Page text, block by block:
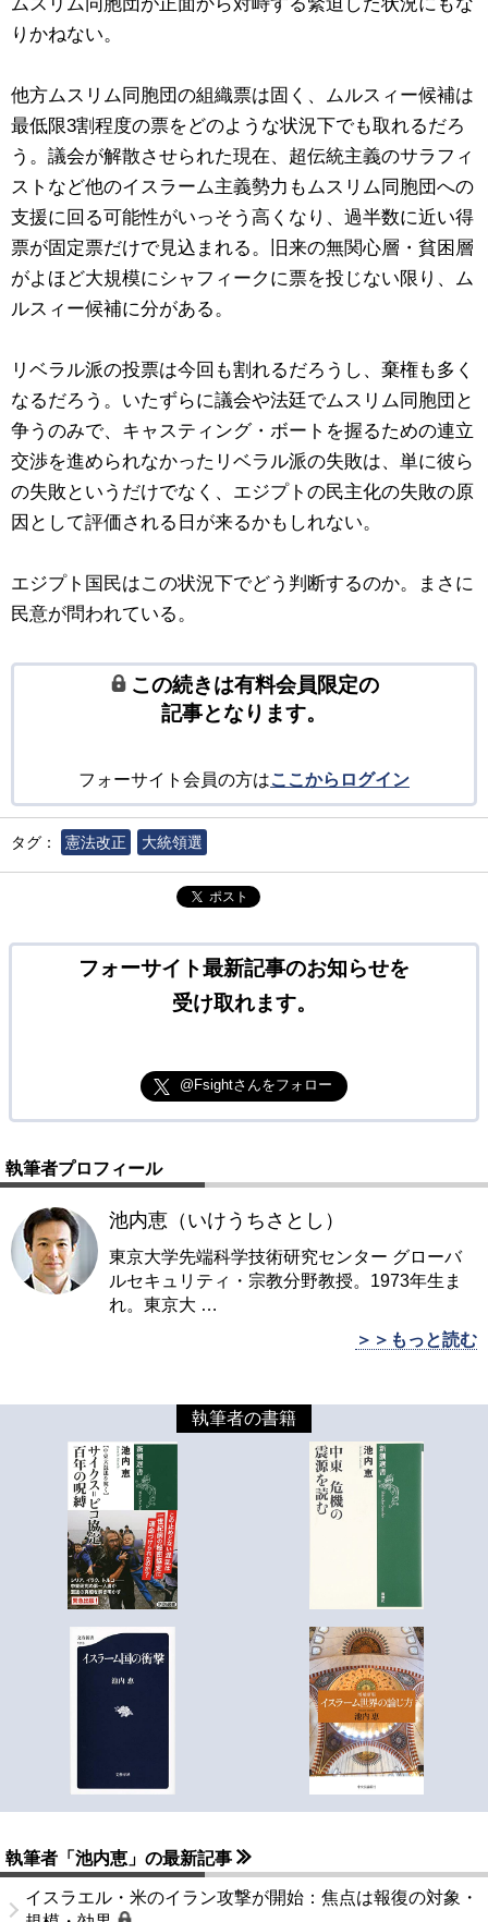
りかねない。
他方ムスリム同胞団の組織票は固く、ムルスィー候補は
最低限3割程度の票をどのような状況下でも取れるだろ
う。議会が解散させられた現在、超伝統主義のサラフィ
ストなど他のイスラーム主義勢力もムスリム同胞団への
支援に回る可能性がいっそう高くなり、過半数に近い得
票が固定票だけで見込まれる。旧来の無関心層・貧困層
がよほど大規模にシャフィークに票を投じない限り、ム
ルスィー候補に分がある。
リベラル派の投票は今回も割れるだろうし、棄権も多く
なるだろう。いたずらに議会や法廷でムスリム同胞団と
争うのみで、キャスティング・ボートを握るための連立
交渉を進められなかったリベラル派の失敗は、単に彼ら
の失敗というだけでなく、エジプトの民主化の失敗の原
因として評価される日が来るかもしれない。
エジプト国民はこの状況下でどう判断するのか。まさに
民意が問われている。
この続きは有料会員限定の
記事となります。
フォーサイト会員の方はここからログイン
タグ： 憲法改正 大統領選
ポスト
フォーサイト最新記事のお知らせを
受け取れます。
@Fsightさんをフォロー
執筆者プロフィール
池内恵（いけうちさとし）
東京大学先端科学技術研究センター グローバ
ルセキュリティ・宗教分野教授。1973年生ま
れ。東京大 …
＞＞もっと読む
執筆者の書籍
執筆者「池内恵」の最新記事
イスラエル・米のイラン攻撃が開始：焦点は報復の対象・